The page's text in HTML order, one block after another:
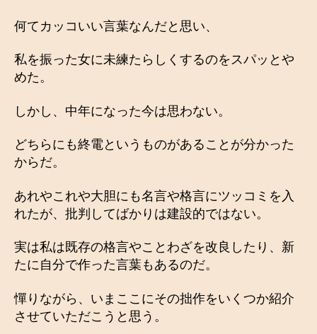
何てカッコいい言葉なんだと思い、
私を振った女に未練たらしくするのをスパッとや
めた。
しかし、中年になった今は思わない。
どちらにも終電というものがあることが分かった
からだ。
あれやこれや大胆にも名言や格言にツッコミを入
れたが、批判してばかりは建設的ではない。
実は私は既存の格言やことわざを改良したり、新
たに自分で作った言葉もあるのだ。
憚りながら、いまここにその拙作をいくつか紹介
させていただこうと思う。